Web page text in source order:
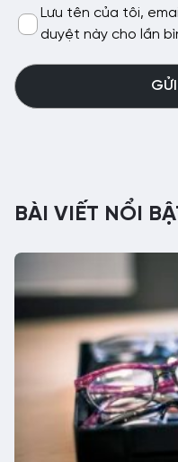
Lưu tên của tôi,
duyệt này cho lần
BÀI VIẾT NỔI